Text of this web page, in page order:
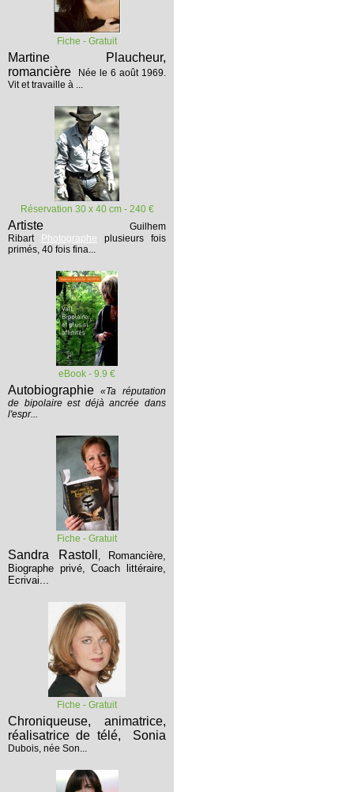
Fiche - Gratuit
Martine Plaucheur,
romancière
Née le 6 août 1969.
Vit et travaille à ...
Réservation 30 x 40 cm - 240 €
Artiste
Guilhem
Ribart
Photographe plusieurs fois
primés, 40 fois fina...
eBook - 9.9 €
Autobiographie «Ta réputation
de bipolaire est déjà ancrée dans
l'espr...
Fiche - Gratuit
Sandra Rastoll ,
Romancière,
Biographe privé, Coach littéraire,
Ecrivai...
Fiche - Gratuit
Chroniqueuse, animatrice,
réalisatrice de télé,
Sonia
Dubois, née Son...